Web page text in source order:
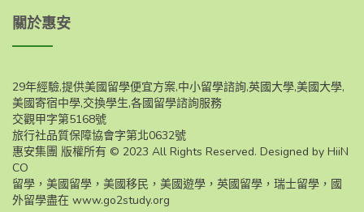
關於惠安
29年經驗,提供美國留學便宜方案,中小留學諮詢,英國大學,美國大學,
美國寄宿中學,交換學生,各國留學諮詢服務
交觀甲字第5168號
旅行社品質保障協會字第北0632號
惠安集團 版權所有 © 2023 All Rights Reserved. Designed by HiiN
CO
留學，美國留學，美國移民，美國遊學，英國留學，瑞士留學，國
外留學盡在 www.go2study.org